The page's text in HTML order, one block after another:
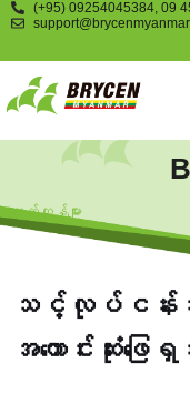
(+95) 09254045384, 09
ထုတ်ကုန်များ
သင့်လုပ်ငန်
အကောင်းဆုံးဖြေ